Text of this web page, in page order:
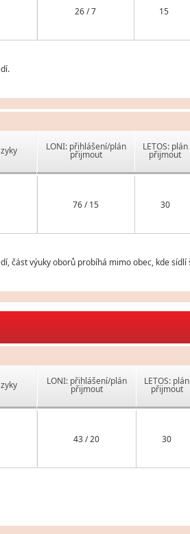
26 / 7 15
LONI: přihlášení/plán
přijmout
LETOS: plán
přijmout
76 / 15 30
část výuky oborů probíhá mimo obec, kde sídlí
LONI: přihlášení/plán
přijmout
LETOS: plán
přijmout
43 / 20 30